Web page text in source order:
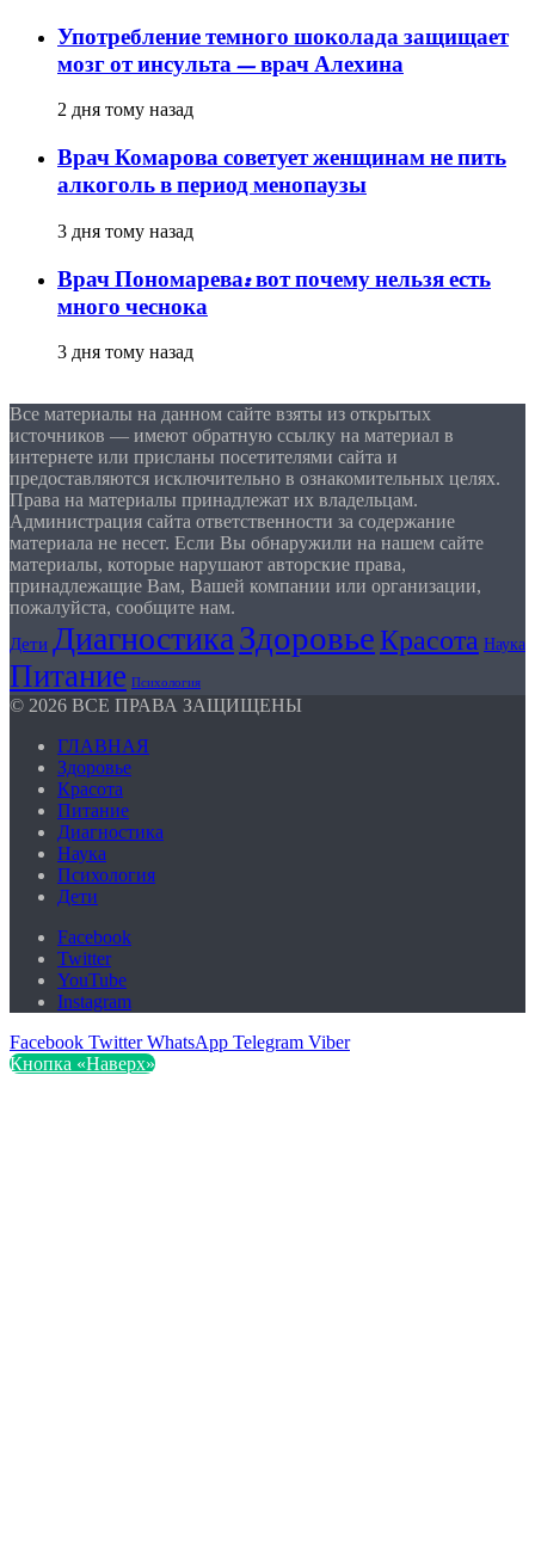
Употребление темного шоколада защищает
мозг от инсульта — врач Алехина
2 дня тому назад
Врач Комарова советует женщинам не пить
алкоголь в период менопаузы
3 дня тому назад
Врач Пономарева: вот почему нельзя есть
много чеснока
3 дня тому назад
Все материалы на данном сайте взяты из открытых
источников — имеют обратную ссылку на материал в
интернете или присланы посетителями сайта и
предоставляются исключительно в ознакомительных целях.
Права на материалы принадлежат их владельцам.
Администрация сайта ответственности за содержание
материала не несет. Если Вы обнаружили на нашем сайте
материалы, которые нарушают авторские права,
принадлежащие Вам, Вашей компании или организации,
пожалуйста, сообщите нам.
Дети ДиагностикаЗдоровьеКрасота Наука
Питание Психология
© 2026 ВСЕ ПРАВА ЗАЩИЩЕНЫ
ГЛАВНАЯ
Здоровье
Красота
Питание
Диагностика
Наука
Психология
Дети
Facebook
Twitter
YouTube
Instagram
Facebook Twitter WhatsApp Telegram Viber
Кнопка «Наверх»